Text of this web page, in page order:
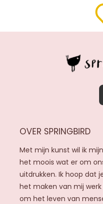
OVER SPRINGBIRD
Met mijn kunst wil ik
het moois wat er om
uitdrukken. Ik hoop dat
het maken van mij werk
om het leven van